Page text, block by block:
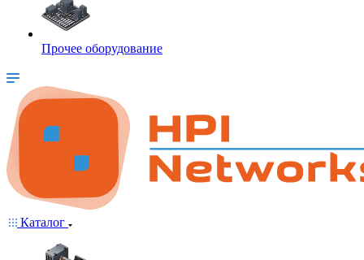
Прочее оборудование
Каталог